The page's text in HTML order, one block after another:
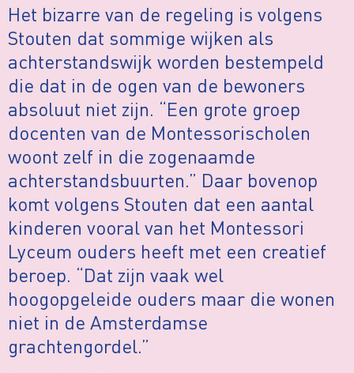
Het bizarre van de regeling is volgens
Stouten dat sommige wijken als
achterstandswijk worden bestempeld
die dat in de ogen van de bewoners
absoluut niet zijn. “Een grote groep
docenten van de Montessorischolen
woont zelf in die zogenaamde
achterstandsbuurten.” Daar bovenop
komt volgens Stouten dat een aantal
kinderen vooral van het Montessori
Lyceum ouders heeft met een creatief
beroep. “Dat zijn vaak wel
hoogopgeleide ouders maar die wonen
niet in de Amsterdamse
grachtengordel.”